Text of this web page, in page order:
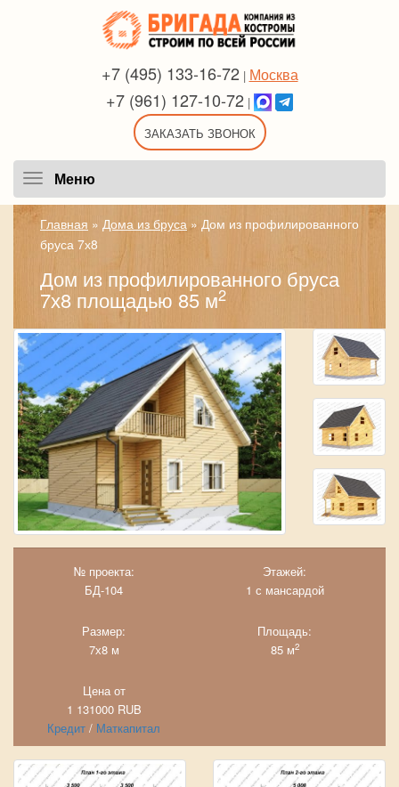
+7 (495) 133-16-72 | Москва
+7 (961) 127-10-72 |
ЗАКАЗАТЬ ЗВОНОК
Меню
Главная » Дома из бруса » Дом из профилированного
бруса 7х8
Дом из профилированного бруса
7х8 площадью 85 м2
№ проекта:
БД-104
Этажей:
1 с мансардой
Размер:
7х8 м
Площадь:
85 м2
Цена от
1 131000 RUB
Кредит / Маткапитал